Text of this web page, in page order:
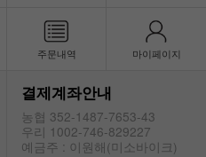
주문내역 마이페이지
결제계좌안내
농협 352-1487-7653-43
우리 1002-746-829227
예금주 : 이원해(미소바이크)